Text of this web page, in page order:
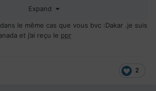
Expand
le même cas que vous bvc :Dakar .je suis
et j’ai reçu le ppr
2